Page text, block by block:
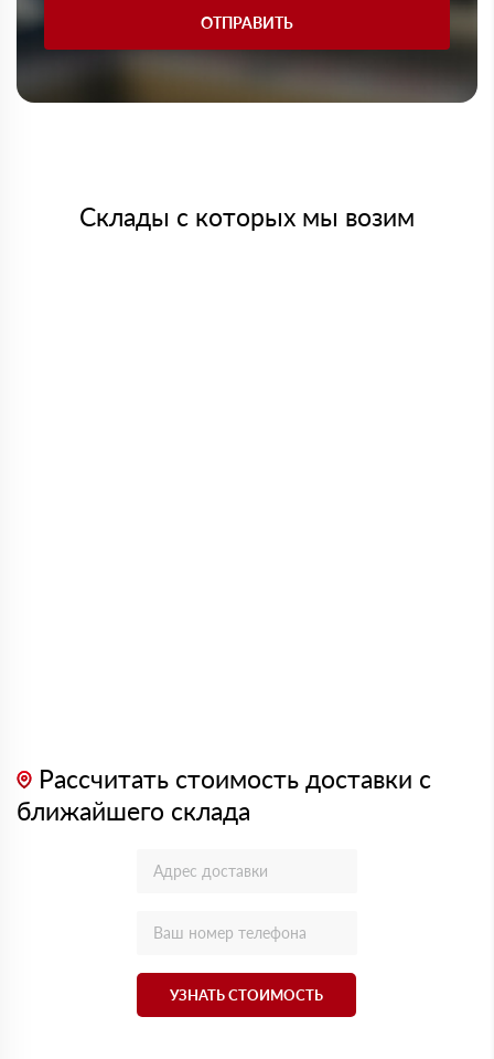
ОТПРАВИТЬ
Склады с которых мы возим
Рассчитать стоимость доставки с
ближайшего склада
УЗНАТЬ СТОИМОСТЬ